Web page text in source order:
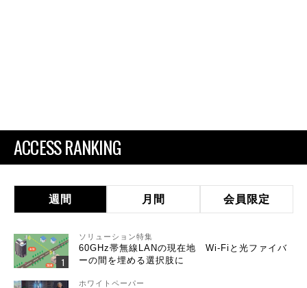
ACCESS RANKING
週間 月間 会員限定
ソリューション特集
60GHz帯無線LANの現在地 Wi-Fiと光ファイバ
ーの間を埋める選択肢に
ホワイトペーパー